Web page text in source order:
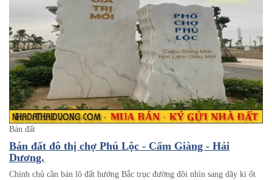
Bán đất
Bán đất đô thị chợ Phú Lộc - Cẩm Giàng - Hải
Dương.
Chính chủ cần bán lô đất hướng Bắc trục đường đôi nhìn sang dãy ki ốt